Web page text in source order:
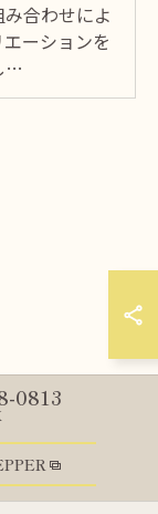
合わせによ
ーションを
…
0813